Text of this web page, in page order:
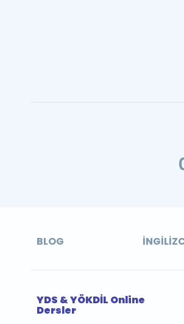
BLOG
YDS & YÖKDİL Online
Dersler